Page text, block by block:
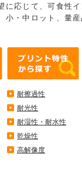
に応じて、可食性
小・中ロット、量
耐擦過性
耐光性
耐湿性・耐水性
乾燥性
高解像度